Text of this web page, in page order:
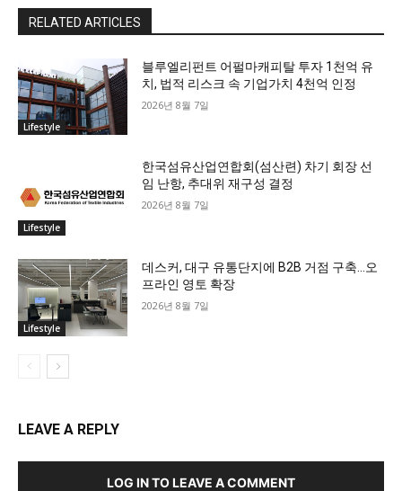
RELATED ARTICLES
Lifestyle
블루엘리펀트 어펄마캐피탈 투자 1천억 유
치, 법적 리스크 속 기업가치 4천억 인정
2026년 8월 7일
Lifestyle
한국섬유산업연합회(섬산련) 차기 회장 선
임 난항, 추대위 재구성 결정
2026년 8월 7일
Lifestyle
데스커, 대구 유통단지에 B2B 거점 구축…오
프라인 영토 확장
2026년 8월 7일
LEAVE A REPLY
LOG IN TO LEAVE A COMMENT